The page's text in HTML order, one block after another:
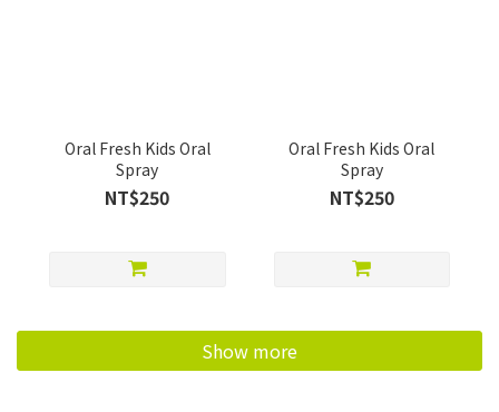
Oral Fresh Kids Oral
Spray
NT$250
Oral Fresh Kids Oral
Spray
NT$250
Show more